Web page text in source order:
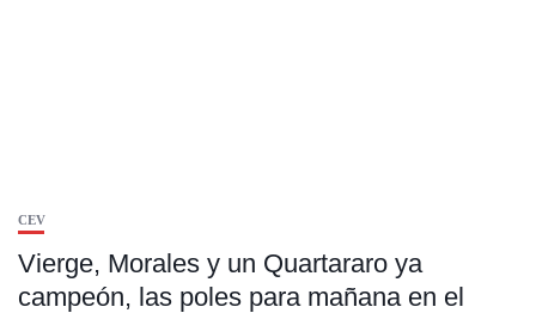
CEV
Vierge, Morales y un Quartararo ya
campeón, las poles para mañana en el